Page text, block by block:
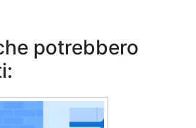
potrebbero